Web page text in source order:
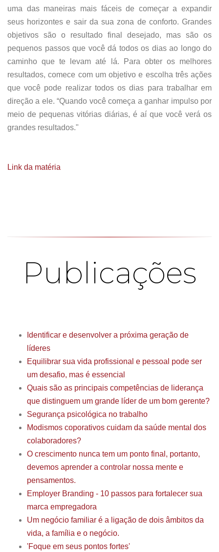
uma das maneiras mais fáceis de começar a expandir
seus horizontes e sair da sua zona de conforto. Grandes
objetivos são o resultado final desejado, mas são os
pequenos passos que você dá todos os dias ao longo do
caminho que te levam até lá. Para obter os melhores
resultados, comece com um objetivo e escolha três ações
que você pode realizar todos os dias para trabalhar em
direção a ele. “Quando você começa a ganhar impulso por
meio de pequenas vitórias diárias, é aí que você verá os
grandes resultados."
Link da matéria
Publicações
Identificar e desenvolver a próxima geração de
líderes
Equilibrar sua vida profissional e pessoal pode ser
um desafio, mas é essencial
Quais são as principais competências de liderança
que distinguem um grande líder de um bom gerente?
Segurança psicológica no trabalho
Modismos coporativos cuidam da saúde mental dos
colaboradores?
O crescimento nunca tem um ponto final, portanto,
devemos aprender a controlar nossa mente e
pensamentos.
Employer Branding - 10 passos para fortalecer sua
marca empregadora
Um negócio familiar é a ligação de dois âmbitos da
vida, a família e o negócio.
'Foque em seus pontos fortes'